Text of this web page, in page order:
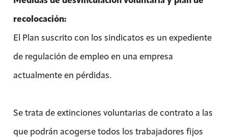
recolocación:
El Plan suscrito con los sindicatos es un expediente
de regulación de empleo en una empresa
actualmente en pérdidas.
Se trata de extinciones voluntarias de contrato a las
que podrán acogerse todos los trabajadores fijos